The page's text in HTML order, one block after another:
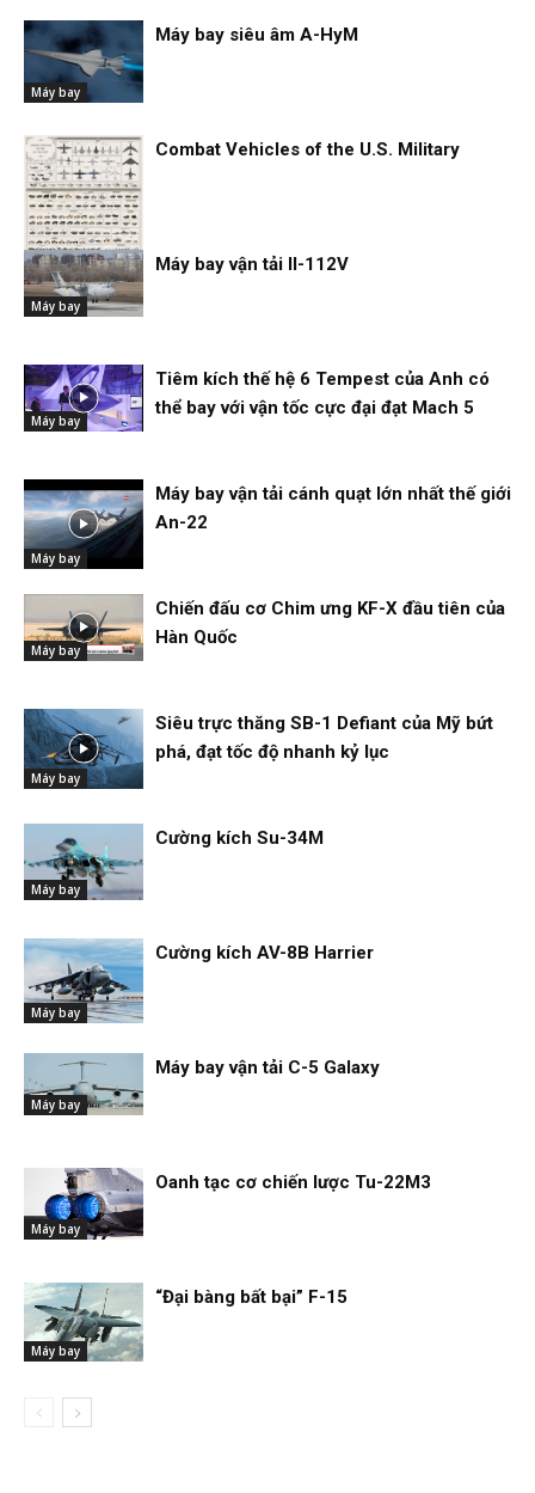
Máy bay
Máy bay siêu âm A-HyM
Máy bay
Combat Vehicles of the U.S. Military
Máy bay
Máy bay vận tải Il-112V
Máy bay
Tiêm kích thế hệ 6 Tempest của Anh có
thể bay với vận tốc cực đại đạt Mach 5
Máy bay
Máy bay vận tải cánh quạt lớn nhất thế giới
An-22
Máy bay
Chiến đấu cơ Chim ưng KF-X đầu tiên của
Hàn Quốc
Máy bay
Siêu trực thăng SB-1 Defiant của Mỹ bứt
phá, đạt tốc độ nhanh kỷ lục
Máy bay
Cường kích Su-34M
Máy bay
Cường kích AV-8B Harrier
Máy bay
Máy bay vận tải C-5 Galaxy
Máy bay
Oanh tạc cơ chiến lược Tu-22M3
Máy bay
“Đại bàng bất bại” F-15